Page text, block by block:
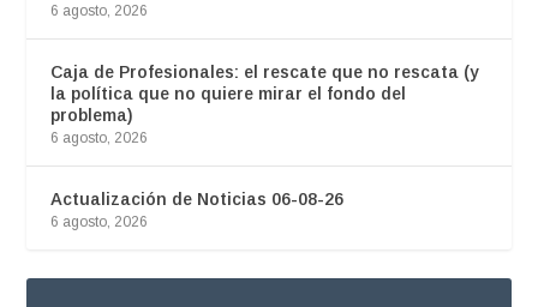
6 agosto, 2026
Caja de Profesionales: el rescate que no rescata (y
la política que no quiere mirar el fondo del
problema)
6 agosto, 2026
Actualización de Noticias 06-08-26
6 agosto, 2026